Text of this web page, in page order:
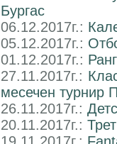
Бургас
06.12.2017г.:
05.12.2017г.:
01.12.2017г.:
27.11.2017г.:
месечен турнир
26.11.2017г.:
20.11.2017г.: